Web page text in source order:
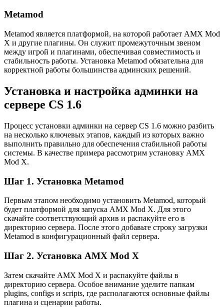
Metamod
Metamod является платформой, на которой работает AMX Mod
X и другие плагины. Он служит промежуточным звеном
между игрой и плагинами, обеспечивая совместимость и
стабильность работы. Установка Metamod обязательна для
корректной работы большинства админских решений.
Установка и настройка админки на
сервере CS 1.6
Процесс установки админки на сервер CS 1.6 можно разбить
на несколько ключевых этапов, каждый из которых важно
выполнить правильно для обеспечения стабильной работы
системы. В качестве примера рассмотрим установку AMX
Mod X.
Шаг 1. Установка Metamod
Первым этапом необходимо установить Metamod, который
будет платформой для запуска AMX Mod X. Для этого
скачайте соответствующий архив и распакуйте его в
директорию сервера. После этого добавьте строку загрузки
Metamod в конфигурационный файл сервера.
Шаг 2. Установка AMX Mod X
Затем скачайте AMX Mod X и распакуйте файлы в
директорию сервера. Особое внимание уделите папкам
plugins, configs и scripts, где располагаются основные файлы
плагина и сценарии работы.